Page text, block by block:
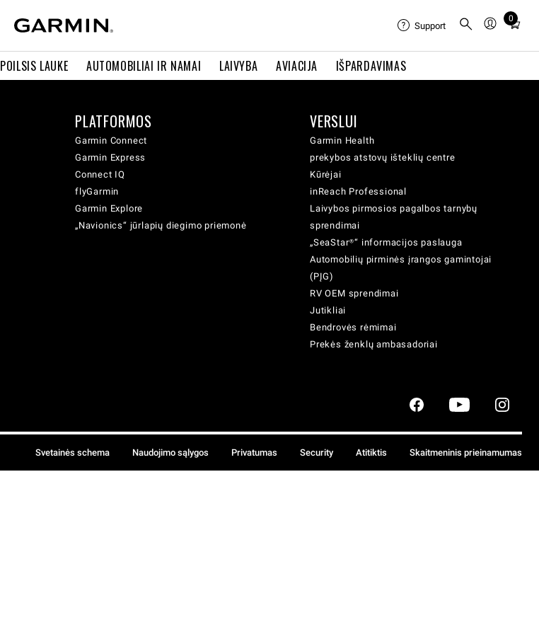
POILSIS LAUKE AUTOMOBILIAI IR NAMAI LAIVYBA AVIACIJA IŠPARDAVIMAS
Support
0
Total
cart:
PLATFORMOS
Garmin Connect
Garmin Express
Connect IQ
flyGarmin
Garmin Explore
„Navionics“ jūrlapių diegimo priemonė
VERSLUI
Garmin Health
prekybos atstovų išteklių centre
Kūrėjai
inReach Professional
Laivybos pirmosios pagalbos tarnybų
sprendimai
„SeaStar®“ informacijos paslauga
Automobilių pirminės įrangos gamintojai
(PĮG)
RV OEM sprendimai
Jutikliai
Bendrovės rėmimai
Prekės ženklų ambasadoriai
Svetainės schema Naudojimo sąlygos Privatumas Security Atitiktis Skaitmeninis prieinamumas